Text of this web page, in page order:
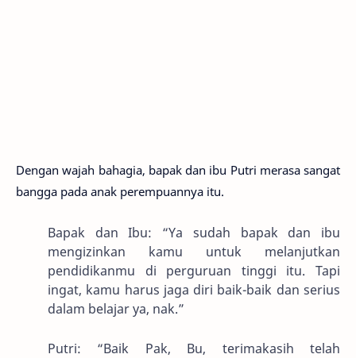
Dengan wajah bahagia, bapak dan ibu Putri merasa sangat
bangga pada anak perempuannya itu.
Bapak dan Ibu: “Ya sudah bapak dan ibu
mengizinkan kamu untuk melanjutkan
pendidikanmu di perguruan tinggi itu. Tapi
ingat, kamu harus jaga diri baik-baik dan serius
dalam belajar ya, nak.”
Putri: “Baik Pak, Bu, terimakasih telah